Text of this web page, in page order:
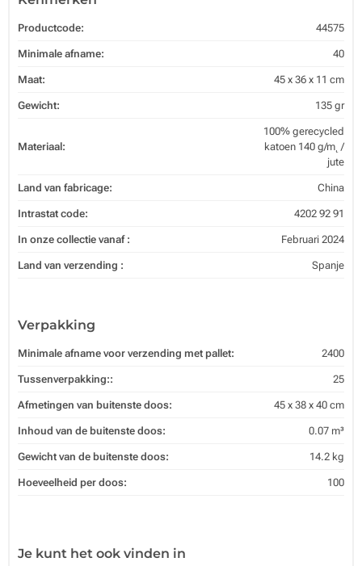
Productcode: 44575
Minimale afname: 40
Maat: 45 x 36 x 11 cm
Gewicht: 135 gr
Materiaal:
100% gerecycled
katoen 140 g/m˛ /
jute
Land van fabricage: China
Intrastat code: 4202 92 91
In onze collectie vanaf : Februari 2024
Land van verzending : Spanje
Verpakking
Minimale afname voor verzending met pallet: 2400
Tussenverpakking:: 25
Afmetingen van buitenste doos: 45 x 38 x 40 cm
Inhoud van de buitenste doos: 0.07 m³
Gewicht van de buitenste doos: 14.2 kg
Hoeveelheid per doos: 100
Je kunt het ook vinden in